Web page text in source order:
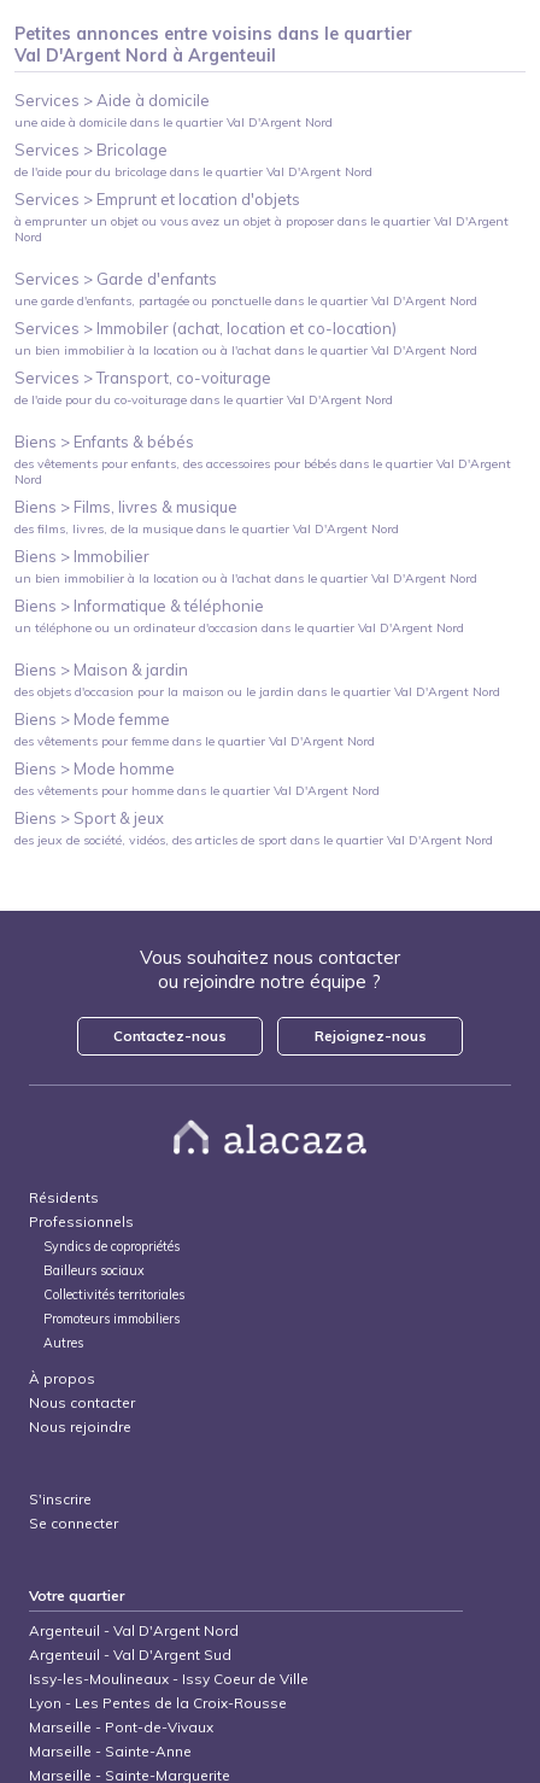
Petites annonces entre voisins dans le quartier
Val D'Argent Nord àArgenteuil
Services >Aide à domicile
une aide à domicile dans le quartierVal D'Argent Nord
Services > Bricolage
de l'aide pour du bricolage dans le quartierVal D'Argent Nord
Services > Emprunt et location d'objets
à emprunter un objet ou vous avez un objet à proposer dans le quartierVal D'Argent
Nord
Services > Garde d'enfants
une garde d'enfants, partagée ou ponctuelle dans le quartierVal D'Argent Nord
Services > Immobiler (achat, location et co-location)
un bien immobilier à la location ou à l'achat dans le quartierVal D'Argent Nord
Services >Transport, co-voiturage
de l'aide pour du co-voiturage dans le quartierVal D'Argent Nord
Biens > Enfants & bébés
des vêtements pour enfants, des accessoires pour bébés dans le quartierVal D'Argent
Nord
Biens > Films, livres & musique
des films, livres, de la musique dans le quartierVal D'Argent Nord
Biens > Immobilier
un bien immobilier à la location ou à l'achat dans le quartierVal D'Argent Nord
Biens > Informatique & téléphonie
un téléphone ou un ordinateur d'occasion dans le quartierVal D'Argent Nord
Biens > Maison & jardin
des objets d'occasion pour la maison ou le jardin dans le quartierVal D'Argent Nord
Biens > Mode femme
des vêtements pour femme dans le quartierVal D'Argent Nord
Biens > Mode homme
des vêtements pour homme dans le quartierVal D'Argent Nord
Biens > Sport & jeux
des jeux de société, vidéos, des articles de sport dans le quartierVal D'Argent Nord
Vous souhaitez nous contacter
ou rejoindre notre équipe ?
Contactez-nous Rejoignez-nous
Résidents
Professionnels
Syndics de copropriétés
Bailleurs sociaux
Collectivités territoriales
Promoteurs immobiliers
Autres
À propos
Nous contacter
Nous rejoindre
S'inscrire
Se connecter
Votre quartier
Argenteuil -Val D'Argent Nord
Argenteuil -Val D'Argent Sud
Issy-les-Moulineaux - Issy Coeur de Ville
Lyon - Les Pentes de la Croix-Rousse
Marseille - Pont-de-Vivaux
Marseille - Sainte-Anne
Marseille - Sainte-Marguerite